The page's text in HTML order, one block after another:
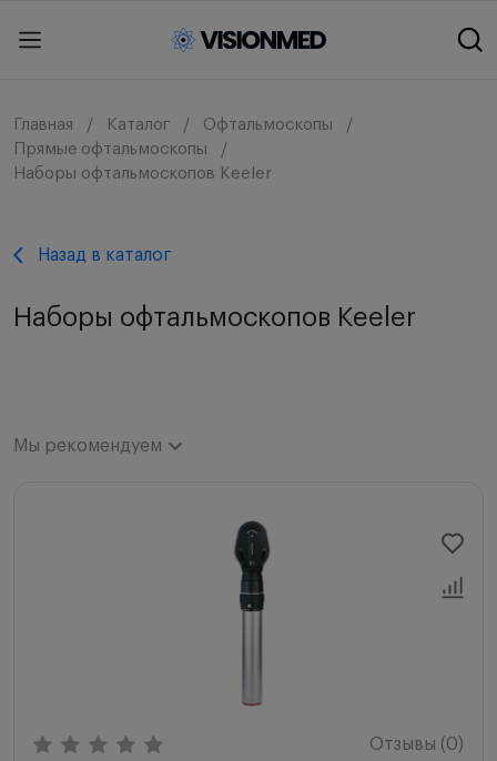
Главная Каталог
Офтальмоскопы
Прямые офтальмоскопы
Наборы офтальмоскопов Keeler
Назад в каталог
Наборы офтальмоскопов Keeler
Мы рекомендуем
Отзывы (0)